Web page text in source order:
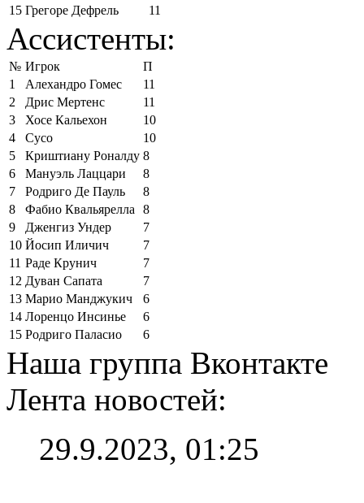
15 Грегоре Дефрель 11
Ассистенты:
№ Игрок
П
1
Алехандро Гомес
11
2
Дрис Мертенс
11
3
Хосе Кальехон
10
4
Сусо
10
5
Криштиану Роналду 8
6
Мануэль Лаццари
8
7
Родриго Де Пауль
8
8
Фабио Квальярелла
8
9
Дженгиз Ундер
7
10 Йосип Иличич
7
11 Раде Крунич
7
12 Дуван Сапата
7
13 Марио Манджукич
6
14 Лоренцо Инсинье
6
15 Родриго Паласио 6
Наша группа Вконтакте
Лента новостей:
29.9.2023, 01:25